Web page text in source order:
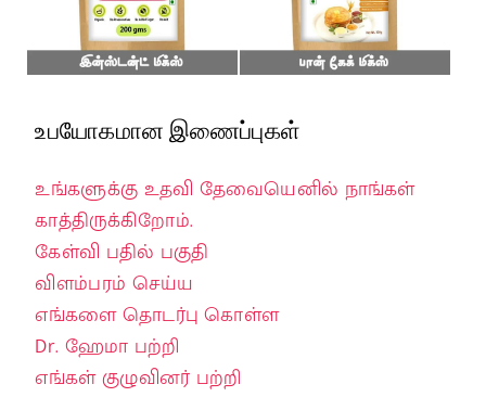
உபயோகமான இணைப்புகள்
உங்களுக்கு உதவி தேவையெனில் நாங்கள்
காத்திருக்கிறோம்.
கேள்வி பதில் பகுதி
விளம்பரம் செய்ய
எங்களை தொடர்பு கொள்ள
Dr. ஹேமா பற்றி
எங்கள் குழுவினர் பற்றி